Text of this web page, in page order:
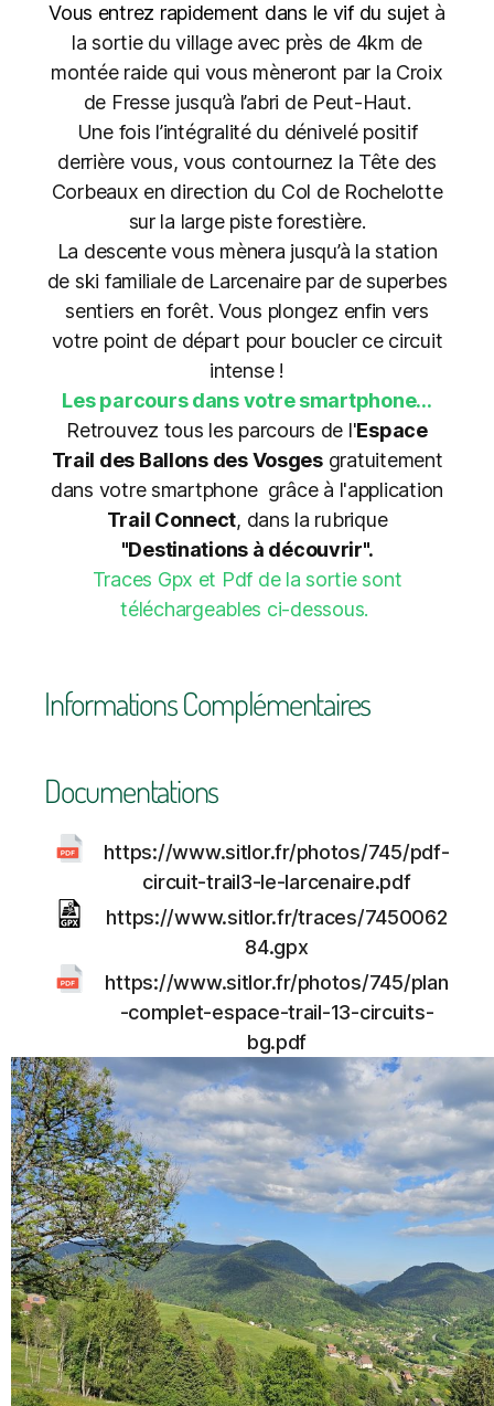
Vous entrez rapidement dans le vif du sujet à
la sortie du village avec près de 4km de
montée raide qui vous mèneront par la Croix
de Fresse jusqu’à l’abri de Peut-Haut.
Une fois l’intégralité du dénivelé positif
derrière vous, vous contournez la Tête des
Corbeaux en direction du Col de Rochelotte
sur la large piste forestière.
La descente vous mènera jusqu’à la station
de ski familiale de Larcenaire par de superbes
sentiers en forêt. Vous plongez enfin vers
votre point de départ pour boucler ce circuit
intense !
Les parcours dans votre smartphone...
Retrouvez tous les parcours de l'Espace
Trail des Ballons des Vosgesgratuitement
dans votre smartphone grâce à l'application
Trail Connect, dans la rubrique
"Destinations à découvrir".
Traces Gpx et Pdf de la sortie sont
téléchargeables ci-dessous.
Informations Complémentaires
Documentations
https://www.sitlor.fr/photos/745/pdf-
circuit-trail3-le-larcenaire.pdf
https://www.sitlor.fr/traces/7450062
84.gpx
https://www.sitlor.fr/photos/745/plan
-complet-espace-trail-13-circuits-
bg.pdf